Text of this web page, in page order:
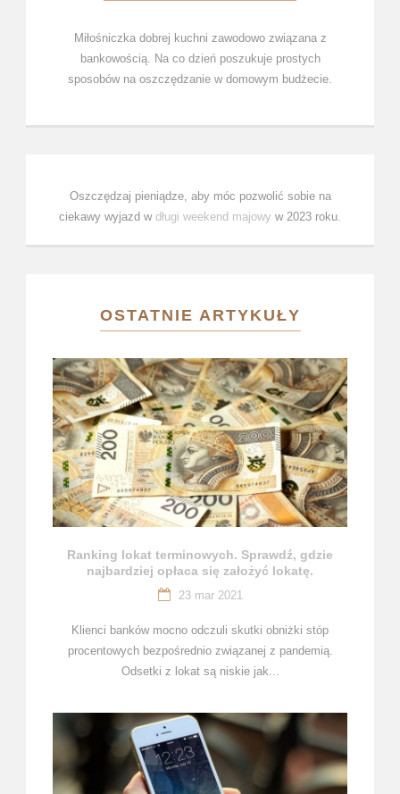
Miłośniczka dobrej kuchni zawodowo związana z
bankowością. Na co dzień poszukuje prostych
sposobów na oszczędzanie w domowym budżecie.
Oszczędzaj pieniądze, aby móc pozwolić sobie na
ciekawy wyjazd w długi weekend majowy w 2023 roku.
OSTATNIE ARTYKUŁY
Ranking lokat terminowych. Sprawdź, gdzie
najbardziej opłaca się założyć lokatę.
23 mar 2021
Klienci banków mocno odczuli skutki obniżki stóp
procentowych bezpośrednio związanej z pandemią.
Odsetki z lokat są niskie jak...